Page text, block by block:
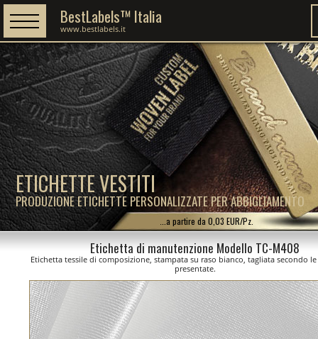
ETICHETTE VESTITI
PRODUZIONE ETICHETTE PERSONALIZZATE PER ABBIGLIAMENTO
BestLabels™ Italia
www.bestlabels.it
...a partire da 0,03 EUR/Pz.
Etichetta di manutenzione Modello TC-M408
Etichetta tessile di composizione, stampata su raso bianco, tagliata secondo
presentate.